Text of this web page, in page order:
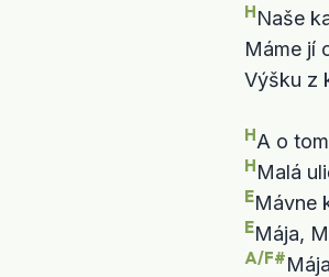
HNaše
Máme jí
Výšku z
HA o tom
HMalá
EMávne
E
A/F#